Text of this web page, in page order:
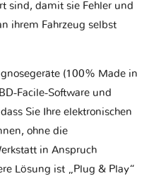
sind, damit sie Fehler und
ihrem Fahrzeug selbst
(100% Made in
Facile-Software und
Sie Ihre elektronischen
ohne die
in Anspruch
Lösung ist „Plug & Play“